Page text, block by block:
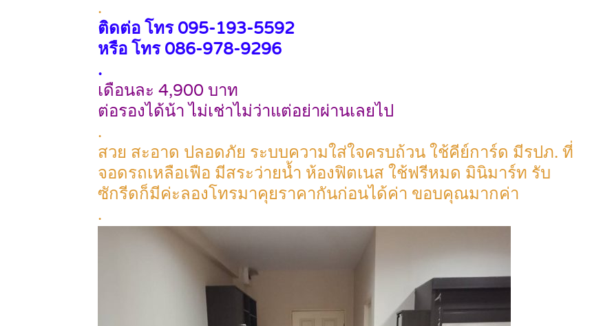
.
ติดต่อ โทร 095-193-5592
หรือ โทร 086-978-9296
.
เดือนละ 4,900 บาท
ต่อรองได้น้า ไม่เช่าไม่ว่าแต่อย่าผ่านเลยไป
.
สวย สะอาด ปลอดภัย ระบบความใส่ใจครบถ้วน ใช้คีย์การ์ด มีรปภ. ที่
จอดรถเหลือเฟือ มีสระว่ายน้ำ ห้องฟิตเนส ใช้ฟรีหมด มินิมาร์ท รับ
ซักรีดก็มีค่ะลองโทรมาคุยราคากันก่อนได้ค่า ขอบคุณมากค่า
.